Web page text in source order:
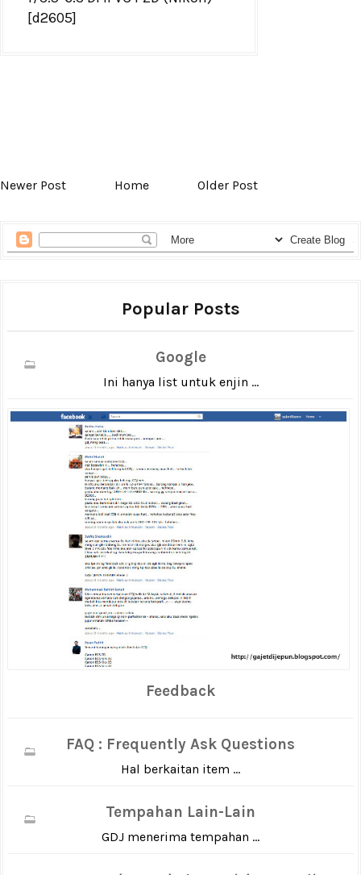
[d2605]
Newer Post Home Older Post
Popular Posts
Google
Ini hanya list untuk enjin ...
Feedback
FAQ : Frequently Ask Questions
Hal berkaitan item ...
Tempahan Lain-Lain
GDJ menerima tempahan ...